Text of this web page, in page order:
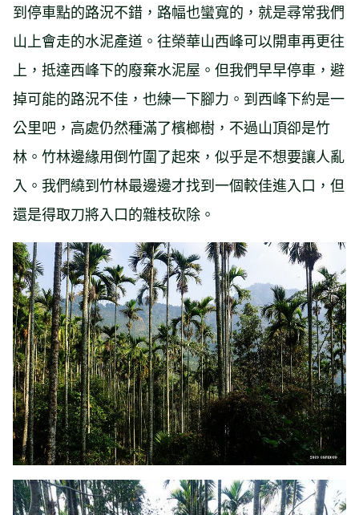
到停車點的路況不錯，路幅也蠻寬的，就是尋常我們
山上會走的水泥產道。往榮華山西峰可以開車再更往
上，抵達西峰下的廢棄水泥屋。但我們早早停車，避
掉可能的路況不佳，也練一下腳力。到西峰下約是一
公里吧，高處仍然種滿了檳榔樹，不過山頂卻是竹
林。竹林邊緣用倒竹圍了起來，似乎是不想要讓人亂
入。我們繞到竹林最邊邊才找到一個較佳進入口，但
還是得取刀將入口的雜枝砍除。